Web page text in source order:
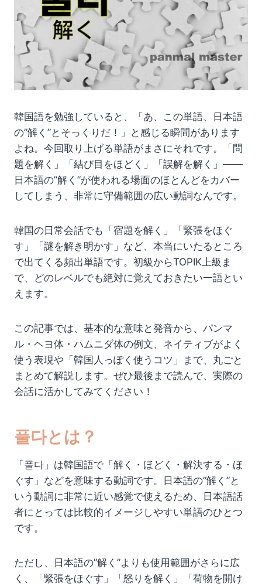
韓国語を勉強していると、「あ、この単語、日本語
の”解く”とそっくりだ！」と感じる瞬間があります
よね。今回取り上げる単語がまさにそれです。「問
題を解く」「結び目をほどく」「誤解を解く」——
日本語の”解く”が使われる場面のほとんどをカバー
してしまう、非常に守備範囲の広い動詞なんです。
韓国の日常会話でも「宿題を解く」「緊張をほぐ
す」「謎を解き明かす」など、本当にいたるところ
で出てくる頻出単語です。初級からTOPIK上級ま
で、どのレベルでも絶対に覚えておきたい一語とい
えます。
この記事では、基本的な意味と発音から、パンマ
ル・ヘヨ体・ハムニダ体の例文、ネイティブがよく
使う表現や「韓国人っぽく使うコツ」まで、丸ごと
まとめて解説します。ぜひ最後まで読んで、実際の
会話に活かしてみてください！
풀다とは？
「풀다」は韓国語で「解く・ほどく・解決する・ほ
ぐす」などを意味する動詞です。日本語の”解く”と
いう動詞に非常に近い感覚で使えるため、日本語話
者にとっては比較的イメージしやすい単語のひとつ
です。
ただし、日本語の”解く”よりも使用範囲がさらに広
く、「緊張をほぐす」「怒りを解く」「荷物を開け